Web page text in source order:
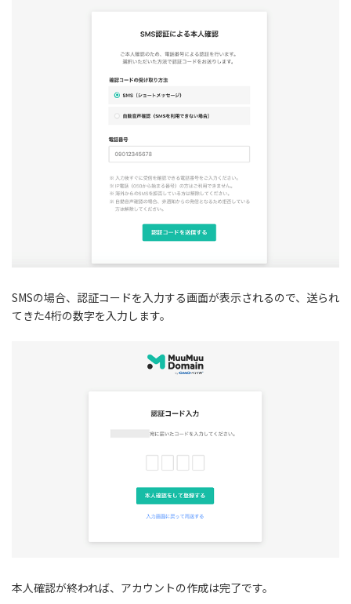
SMSの場合、認証コードを入力する画面が表示されるので、送られ
てきた4桁の数字を入力します。
本人確認が終われば、アカウントの作成は完了です。